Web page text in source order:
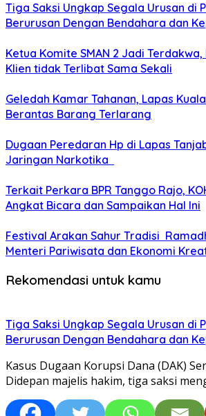
Tiga Saksi Ungkap Segala Urusan di
Berurusan Dengan Bendahara dan
Ketua Komite SMAN 2 Jadi Terdakwa,
Klien tidak Terlibat Sama Sekali
Geledah Kamar Tahanan, Lapas
Berantas Barang Terlarang
Dugaan Peredaran Hp di Lapas
Jaringan Narkotika
Terkait Perkara BPR Tanggo Rajo,
Angkat Bicara dan Sampaikan Hal Ini
Festival Arakan Sahur Tradisi
Menteri Pariwisata dan Ekonomi
Rekomendasi untuk kamu
Tiga Saksi Ungkap Segala Urusan di
Berurusan Dengan Bendahara dan
Kasus Dugaan Korupsi Dana (DAK)
Didepan majelis hakim, tiga saksi